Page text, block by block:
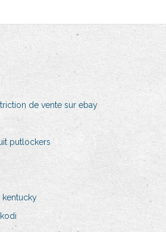
de vente sur ebay
putlockers